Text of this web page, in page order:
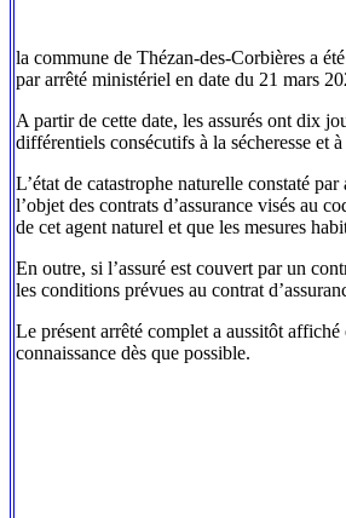
la commune de Thézan-des-Corbières a
par arrêté ministériel en date du 21 mars
A partir de cette date, les assurés ont dix
différentiels consécutifs à la sécheresse et
L’état de catastrophe naturelle constaté
l’objet des contrats d’assurance visés au
de cet agent naturel et que les mesures
En outre, si l’assuré est couvert par un
les conditions prévues au contrat
Le présent arrêté complet a aussitôt
connaissance dès que possible.